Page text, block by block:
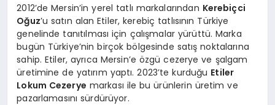
2012’de Mersin’in yerel tatlı markalarından Kerebiçci
Oğuz’u satın alan Etiler, kerebiç tatlısının Türkiye
genelinde tanıtılması için çalışmalar yürüttü. Marka
bugün Türkiye’nin birçok bölgesinde satış noktalarına
sahip. Etiler, ayrıca Mersin’e özgü cezerye ve şalgam
üretimine de yatırım yaptı. 2023’te kurduğu Etiler
Lokum Cezerye markası ile bu ürünlerin üretim ve
pazarlamasını sürdürüyor.